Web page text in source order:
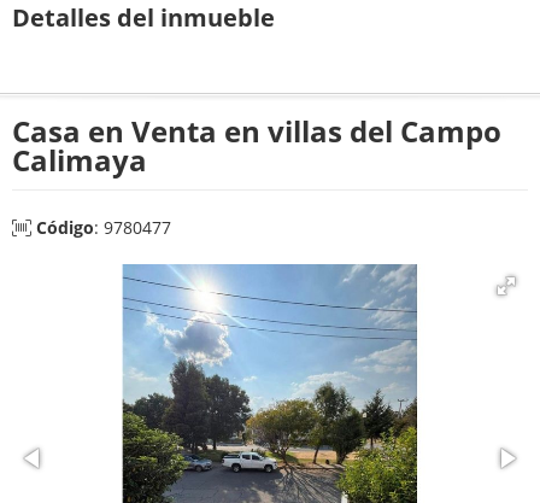
Detalles del inmueble
Casa en Venta en villas del Campo
Calimaya
Código: 9780477